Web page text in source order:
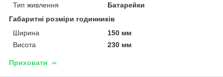
Тип живлення
Батарейки
Габаритні розміри годинників
Ширина
150 мм
Висота
230 мм
Приховати